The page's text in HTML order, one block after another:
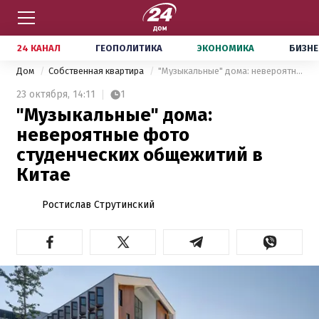
24 КАНАЛ ГЕОПОЛИТИКА ЭКОНОМИКА
Дом Собственная квартира "Музыкальные" дома: невероятные фото студенческих общежитий в Китае
23 октября, 14:11 1
"Музыкальные" дома:
невероятные фото
студенческих общежитий в
Китае
Ростислав Струтинский